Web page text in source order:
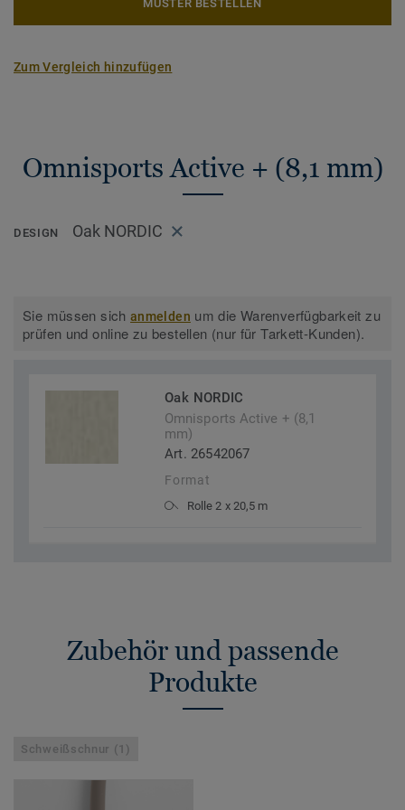
MUSTER BESTELLEN
Zum Vergleich hinzufügen
Omnisports Active + (8,1 mm)
DESIGN Oak NORDIC
Sie müssen sichanmelden um die Warenverfügbarkeit zu
prüfen und online zu bestellen (nur für Tarkett-Kunden).
Oak NORDIC
Omnisports Active + (8,1
mm)
Art. 26542067
Format
Rolle 2 x 20,5 m
Zubehör und passende
Produkte
Schweißschnur (1)